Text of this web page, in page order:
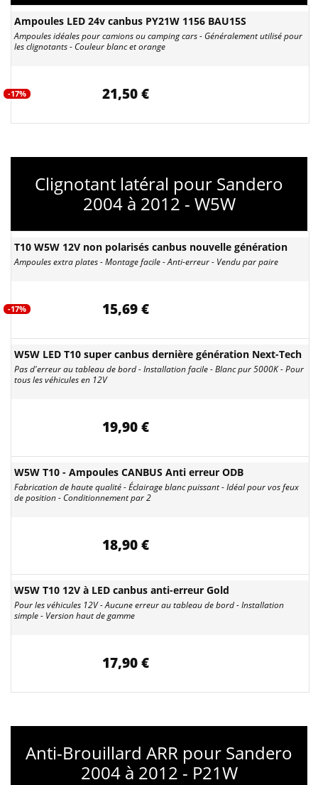
Ampoules LED 24v canbus PY21W 1156 BAU15S
Ampoules idéales pour camions ou camping cars - Généralement utilisé pour
les clignotants - Couleur blanc et orange
-17% 21,50 €
Clignotant latéral pour Sandero
2004 à 2012 - W5W
T10 W5W 12V non polarisés canbus nouvelle génération
Ampoules extra plates - Montage facile - Anti-erreur - Vendu par paire
-17% 15,69 €
W5W LED T10 super canbus dernière génération Next-Tech
Pas d'erreur au tableau de bord - Installation facile - Blanc pur 5000K - Pour
tous les véhicules en 12V
19,90 €
W5W T10 - Ampoules CANBUS Anti erreur ODB
Fabrication de haute qualité - Éclairage blanc puissant - Idéal pour vos feux
de position - Conditionnement par 2
18,90 €
W5W T10 12V à LED canbus anti-erreur Gold
Pour les véhicules 12V - Aucune erreur au tableau de bord - Installation
simple - Version haut de gamme
17,90 €
Anti-Brouillard ARR pour Sandero
2004 à 2012 - P21W